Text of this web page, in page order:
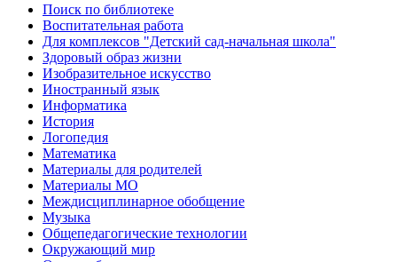
Поиск по библиотеке
Воспитательная работа
Для комплексов "Детский сад-начальная школа"
Здоровый образ жизни
Изобразительное искусство
Иностранный язык
Информатика
История
Логопедия
Математика
Материалы для родителей
Материалы МО
Междисциплинарное обобщение
Музыка
Общепедагогические технологии
Окружающий мир